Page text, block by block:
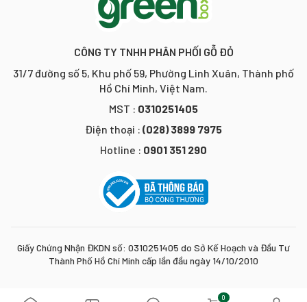
CÔNG TY TNHH PHÂN PHỐI GỖ ĐỎ
31/7 đường số 5, Khu phố 59, Phường Linh Xuân, Thành phố
Hồ Chí Minh, Việt Nam.
MST : 0310251405
Điện thoại : (028) 3899 7975
Hotline : 0901 351 290
Giấy Chứng Nhận ĐKDN số: 0310251405 do Sở Kế Hoạch và Đầu Tư
Thành Phố Hồ Chí Minh cấp lần đầu ngày 14/10/2010
0